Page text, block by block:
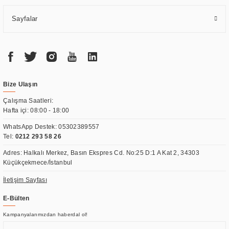
Sayfalar
Bize Ulaşın
Çalışma Saatleri:
Hafta içi: 08:00 - 18:00
WhatsApp Destek:05302389557
Tel: 0212 293 58 26
Adres: Halkalı Merkez, Basın Ekspres Cd. No:25 D:1 A Kat 2, 34303
Küçükçekmece/İstanbul
İletişim Sayfası
E-Bülten
Kampanyalarımızdan haberdal ol!